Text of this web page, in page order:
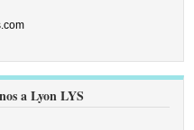
a Lyon LYS